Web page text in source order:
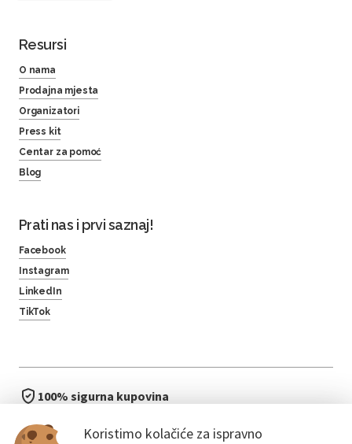
Koristimo kolačiće za ispravno
Resursi
O nama
Prodajna mjesta
Organizatori
Press kit
Centar za pomoć
Blog
Prati nas i prvi saznaj!
Facebook
Instagram
LinkedIn
TikTok
100% sigurna kupovina
bez čekanja u redu